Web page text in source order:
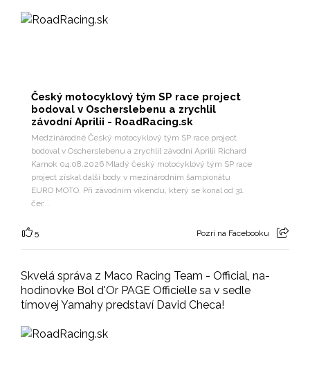
Český motocyklový tým SP race project
bodoval v Oscherslebenu a zrychlil
závodní Aprilii - RoadRacing.sk
Medzinárodné Český motocyklový tým SP race project
bodoval v Oscherslebenu a zrychlil závodní Aprilii Richard
Karnok 04.08.2026 Mladý český motocyklový tým SP race
project získal další body v mezinárodním šampionátu
EURO MOTO. Při závodním víkendu, který se konal od 31.
čer...
5 Pozri na Facebooku
Skvelá správa z Maco Racing Team - Official, na-
hodinovke Bol d'Or PAGE Officielle sa v sedle
tímovej Yamahy predstaví David Checa!